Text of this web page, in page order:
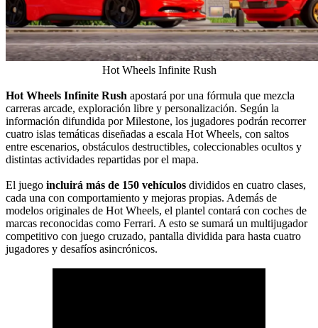
Hot Wheels Infinite Rush
Hot Wheels Infinite Rush apostará por una fórmula que mezcla
carreras arcade, exploración libre y personalización. Según la
información difundida por Milestone, los jugadores podrán recorrer
cuatro islas temáticas diseñadas a escala Hot Wheels, con saltos
entre escenarios, obstáculos destructibles, coleccionables ocultos y
distintas actividades repartidas por el mapa.
El juego incluirá más de 150 vehículos divididos en cuatro clases,
cada una con comportamiento y mejoras propias. Además de
modelos originales de Hot Wheels, el plantel contará con coches de
marcas reconocidas como Ferrari. A esto se sumará un multijugador
competitivo con juego cruzado, pantalla dividida para hasta cuatro
jugadores y desafíos asincrónicos.